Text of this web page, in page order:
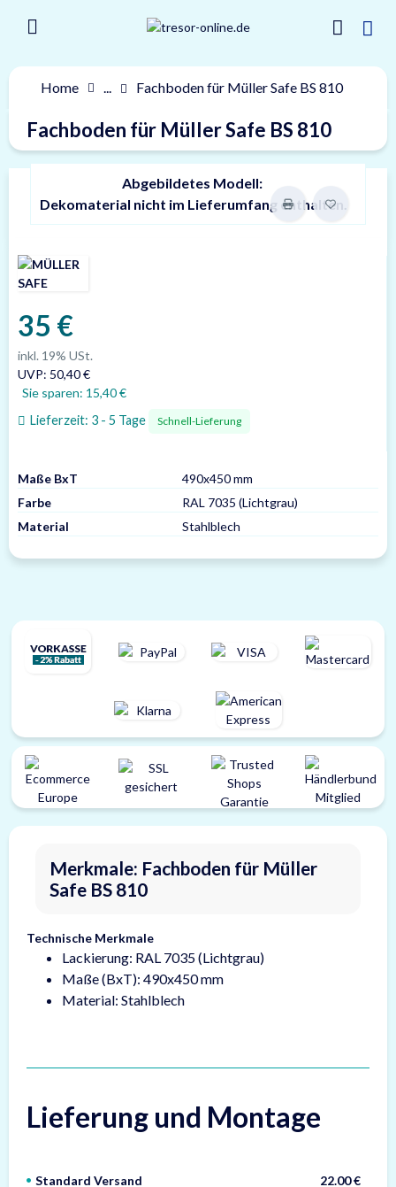
Home ... Fachboden für Müller Safe BS 810
Fachboden für Müller Safe BS 810
Abgebildetes Modell:
Dekomaterial nicht im Lieferumfang enthalten.
35 €
inkl. 19% USt.
UVP: 50,40 €
Sie sparen: 15,40 €
Lieferzeit: 3 - 5 Tage Schnell-Lieferung
Maße BxT
490x450 mm
Farbe
RAL 7035 (Lichtgrau)
Material
Stahlblech
Merkmale: Fachboden für Müller
Safe BS 810
Technische Merkmale
Lackierung: RAL 7035 (Lichtgrau)
Maße (BxT): 490x450 mm
Material: Stahlblech
Lieferung und Montage
Standard Versand 22.00 €